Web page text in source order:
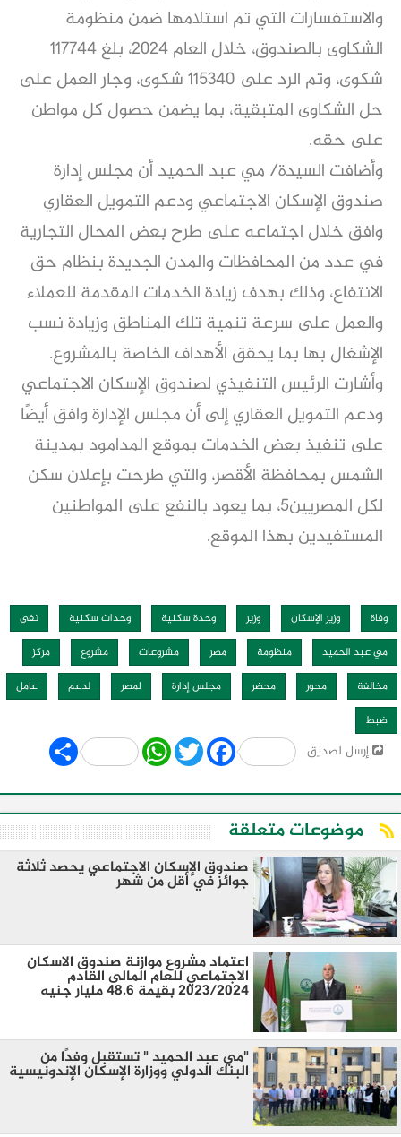
والاستفسارات التي تم استلامها ضمن منظومة
الشكاوى بالصندوق، خلال العام ٢٠٢٤، بلغ 117744
شكوى، وتم الرد على 115340 شكوى، وجار العمل على
حل الشكاوى المتبقية، بما يضمن حصول كل مواطن
على حقه.
وأضافت السيدة/ مي عبد الحميد أن مجلس إدارة
صندوق الإسكان الاجتماعي ودعم التمويل العقاري
وافق خلال اجتماعه على طرح بعض المحال التجارية
في عدد من المحافظات والمدن الجديدة بنظام حق
الانتفاع، وذلك بهدف زيادة الخدمات المقدمة للعملاء
والعمل على سرعة تنمية تلك المناطق وزيادة نسب
الإشغال بها بما يحقق الأهداف الخاصة بالمشروع.
وأشارت الرئيس التنفيذي لصندوق الإسكان الاجتماعي
ودعم التمويل العقاري إلى أن مجلس الإدارة وافق أيضًا
على تنفيذ بعض الخدمات بموقع المدامود بمدينة
الشمس بمحافظة الأقصر، والتي طرحت بإعلان سكن
لكل المصريين٥، بما يعود بالنفع على المواطنين
المستفيدين بهذا الموقع.
وفاة وزير الإسكان وزير وحدة سكنية وحدات سكنية
نفي
مي عبد الحميد
منظومة مصر مشروعات مشروع
مركز
مخالفة
محور محضر مجلس إدارة لمصر لدعم
عامل
ضبط
إرسل لصديق Share WhatsApp
Twitter Facebook
موضوعات متعلقة
صندوق الإسكان الاجتماعي يحصد ثلاثة
جوائز في أقل من شهر
اعتماد مشروع موازنة صندوق الاسكان
الاجتماعي للعام المالى القادم
2023/2024 بقيمة 48.6 مليار جنيه
"مي عبد الحميد " تستقبل وفدًا من
البنك الدولي ووزارة الإسكان الإندونيسية